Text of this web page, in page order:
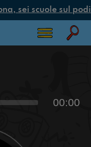
sei scuole sul
00:00